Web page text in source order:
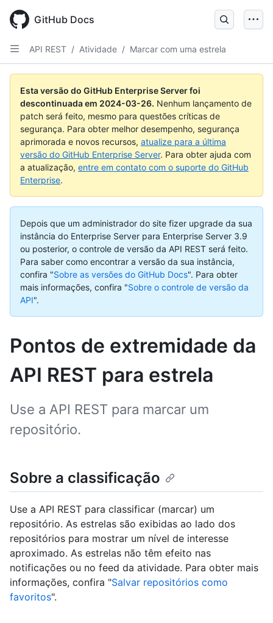
main
content
GitHub Docs
API REST / Atividade / Marcar com uma estrela
Esta versão do GitHub Enterprise Server foi
descontinuada em 2024-03-26. Nenhum lançamento de
patch será feito, mesmo para questões críticas de
segurança. Para obter melhor desempenho, segurança
aprimorada e novos recursos, atualize para a última
versão do GitHub Enterprise Server. Para obter ajuda com
a atualização, entre em contato com o suporte do GitHub
Enterprise.
Depois que um administrador do site fizer upgrade da sua
instância do Enterprise Server para Enterprise Server 3.9
ou posterior, o controle de versão da API REST será feito.
Para saber como encontrar a versão da sua instância,
confira "Sobre as versões do GitHub Docs". Para obter
mais informações, confira "Sobre o controle de versão da
API".
Pontos de extremidade da
API REST para estrela
Use a API REST para marcar um
repositório.
Sobre a classificação
Use a API REST para classificar (marcar) um
repositório. As estrelas são exibidas ao lado dos
repositórios para mostrar um nível de interesse
aproximado. As estrelas não têm efeito nas
notificações ou no feed da atividade. Para obter mais
informações, confira "Salvar repositórios como
favoritos".